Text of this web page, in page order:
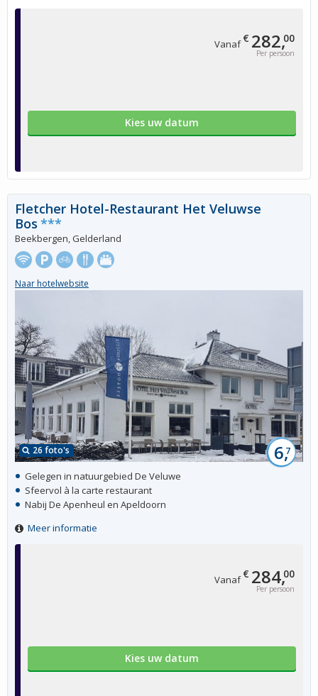
Vanaf€ 282,00
Per persoon
Kies uw datum
Vanaf€ 284,00
Per persoon
Kies uw datum
26 foto's 6,7
Fletcher Hotel-Restaurant Het Veluwse
Bos ***
Beekbergen, Gelderland
Naar hotelwebsite
Gelegen in natuurgebied De Veluwe
Sfeervol à la carte restaurant
Nabij De Apenheul en Apeldoorn
Meer informatie